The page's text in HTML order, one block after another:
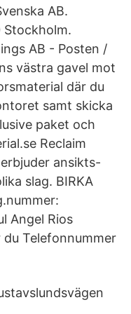
AB.
Stockholm.
AB - Posten /
västra gavel mot
där du
samt skicka
paket och
Reclaim
ansikts-
slag. BIRKA
Angel Rios
du Telefonnummer